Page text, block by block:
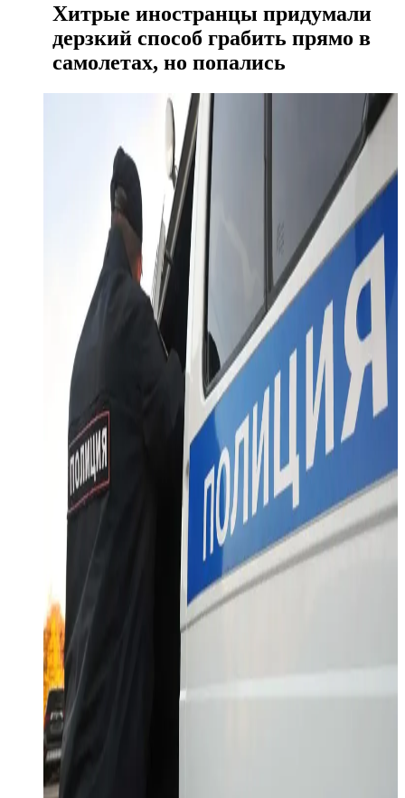
Хитрые иностранцы придумали
дерзкий способ грабить прямо в
самолетах, но попались